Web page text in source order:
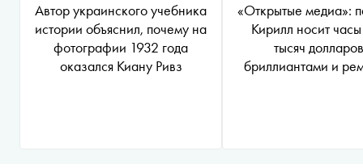
Автор украинского учебника
истории объяснил, почему на
фотографии 1932 года
оказался Киану Ривз
«Открытые медиа»:
Кирилл носит
тысяч
бриллиантами и